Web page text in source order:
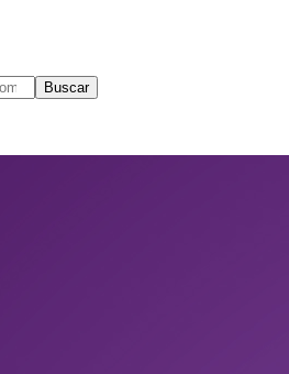
Buscar